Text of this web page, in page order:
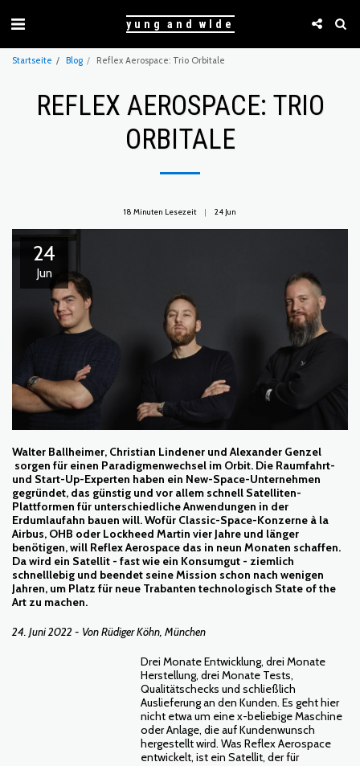
yung and wlde
Startseite Blog Reflex Aerospace: Trio Orbitale
REFLEX AEROSPACE: TRIO
ORBITALE
18 Minuten Lesezeit 24 Jun
24
Jun
Walter Ballheimer, Christian Lindener und Alexander Genzel
sorgen für einen Paradigmenwechsel im Orbit. Die Raumfahrt-
und Start-Up-Experten haben ein New-Space-Unternehmen
gegründet, das günstig und vor allem schnell Satelliten-
Plattformen für unterschiedliche Anwendungen in der
Erdumlaufahn bauen will. Wofür Classic-Space-Konzerne à la
Airbus, OHB oder Lockheed Martin vier Jahre und länger
benötigen, will Reflex Aerospace das in neun Monaten schaffen.
Da wird ein Satellit - fast wie ein Konsumgut - ziemlich
schnelllebig und beendet seine Mission schon nach wenigen
Jahren, um Platz für neue Trabanten technologisch State of the
Art zu machen.
24. Juni 2022 - Von Rüdiger Köhn, München
Drei Monate Entwicklung, drei Monate
Herstellung, drei Monate Tests,
Qualitätschecks und schließlich
Auslieferung an den Kunden. Es geht hier
nicht etwa um eine x-beliebige Maschine
oder Anlage, die auf Kundenwunsch
hergestellt wird. Was Reflex Aerospace
entwickelt, ist ein Satellit, der für